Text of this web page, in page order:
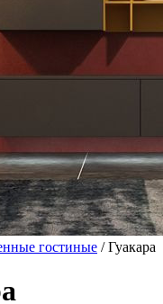
гостиные / Гуакара